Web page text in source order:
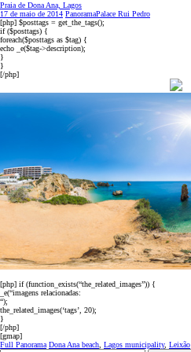
Praia de Dona Ana, Lagos
17 de maio de 2014 PanoramaPalace Rui Pedro
[php] $posttags = get_the_tags();
if ($posttags) {
foreach($posttags as $tag) {
echo _e($tag->description);
}
}
[/php]
[php] if (function_exists(“the_related_images”)) {
_e(“imagens relacionadas:
“);
the_related_images(‘tags’, 20);
}
[/php]
[gmap]
Full Panorama Dona Ana beach Lagos municipality, Leixão